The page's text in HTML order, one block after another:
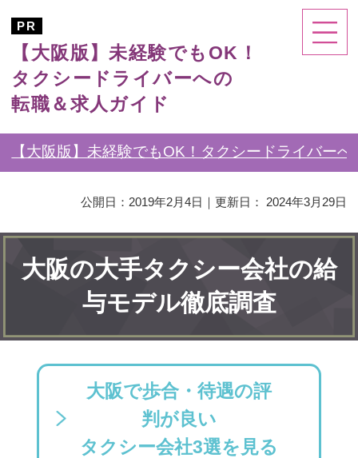
【大阪版】未経験でもOK！
タクシードライバーへの
転職＆求人ガイド
【大阪版】未経験でもOK！タクシードライバー
公開日： 2019年2月4日 ｜更新日： 2024年3月29日
大阪の大手タクシー会社の給
与モデル徹底調査
大阪で歩合・待遇の評
判が良い
タクシー会社3選を見る